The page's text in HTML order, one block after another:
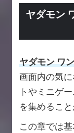
ヤダモン
ヤダモン ワ
画面内の気
トやミニゲ
を集めること
この章では